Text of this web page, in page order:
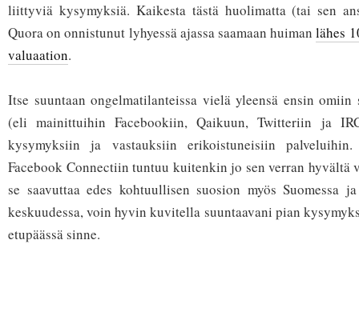
liittyviä kysymyksiä. Kaikesta tästä huolimatta (tai sen
Quora on onnistunut lyhyessä ajassa saamaan huimanlähes
valuaation.
Itse suuntaan ongelmatilanteissa vielä yleensä ensin
(eli mainittuihin Facebookiin, Qaikuun, Twitteriin ja
kysymyksiin ja vastauksiin erikoistuneisiin
Facebook Connectiin tuntuu kuitenkin jo sen verran hyvältä
se saavuttaa edes kohtuullisen suosion myös Suomessa
keskuudessa, voin hyvin kuvitella suuntaavani pian
etupäässä sinne.